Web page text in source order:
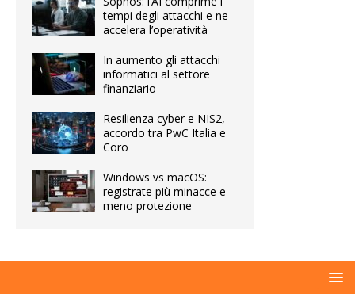
tempi degli attacchi e ne
accelera l’operatività
In aumento gli attacchi
informatici al settore
finanziario
Resilienza cyber e NIS2,
accordo tra PwC Italia e
Coro
Windows vs macOS:
registrate più minacce e
meno protezione